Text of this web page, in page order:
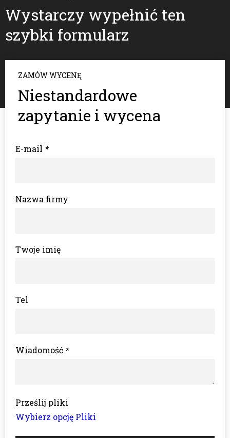
Wystarczy wypełnić ten
szybki formularz
ZAMÓW WYCENĘ
Niestandardowe
zapytanie i wycena
*
E-mail
Nazwa firmy
Twoje imię
Tel
*
Wiadomość
Prześlij pliki
Wybierz opcję Pliki